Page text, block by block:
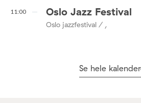
11:00 Oslo Jazz Festival
Oslo jazzfestival / ,
Se hele